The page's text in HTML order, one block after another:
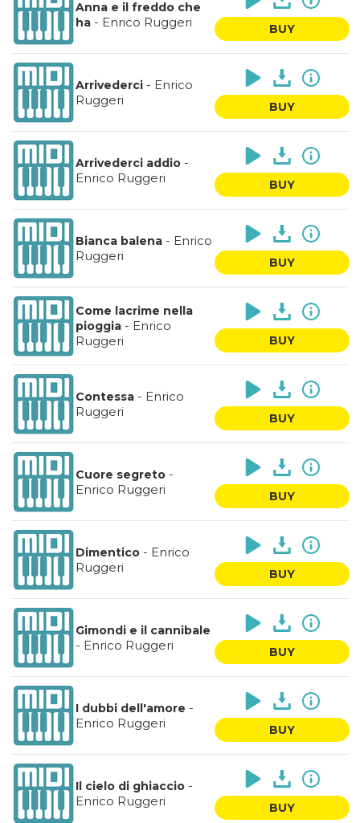
Anna e il freddo che
ha- Enrico Ruggeri BUY
Arrivederci- Enrico
Ruggeri
BUY
Arrivederci addio-
Enrico Ruggeri
BUY
Bianca balena- Enrico
Ruggeri
BUY
Come lacrime nella
pioggia- Enrico
Ruggeri
BUY
Contessa- Enrico
Ruggeri
BUY
Cuore segreto-
Enrico Ruggeri
BUY
Dimentico- Enrico
Ruggeri
BUY
Gimondi e il cannibale
- Enrico Ruggeri BUY
I dubbi dell'amore -
Enrico Ruggeri
BUY
Il cielo di ghiaccio-
Enrico Ruggeri
BUY